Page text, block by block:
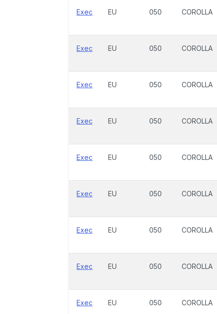
Exec EU 050 COROLLA
Exec EU 050 COROLLA
Exec EU 050 COROLLA
Exec EU 050 COROLLA
Exec EU 050 COROLLA
Exec EU 050 COROLLA
Exec EU 050 COROLLA
Exec EU 050 COROLLA
Exec EU 050 COROLLA